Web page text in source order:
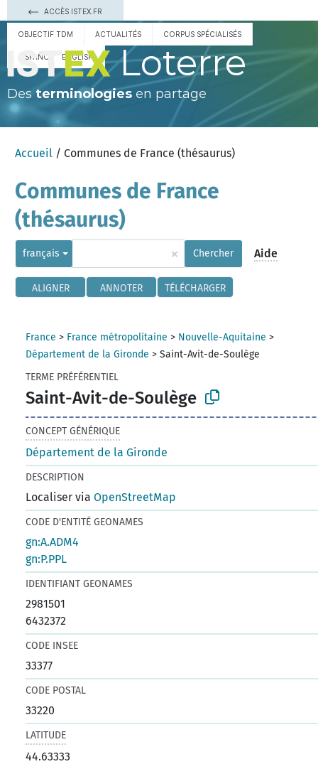
ACCÈS ISTEX.FR
OBJECTIF TDM ACTUALITÉS CORPUS SPÉCIALISÉS
ESPAÑOL ENGLISH Loterre
Des terminologies en partage
Accueil / Communes de France (thésaurus)
Communes de France
(thésaurus)
français × Chercher Aide
ALIGNER ANNOTER TÉLÉCHARGER
France > France métropolitaine > Nouvelle-Aquitaine >
Département de la Gironde >Saint-Avit-de-Soulège
TERME PRÉFÉRENTIEL
Saint-Avit-de-Soulège
CONCEPT GÉNÉRIQUE
Département de la Gironde
DESCRIPTION
Localiser viaOpenStreetMap
CODE D'ENTITÉ GEONAMES
gn:A.ADM4
gn:P.PPL
IDENTIFIANT GEONAMES
2981501
6432372
CODE INSEE
33377
CODE POSTAL
33220
LATITUDE
44.63333